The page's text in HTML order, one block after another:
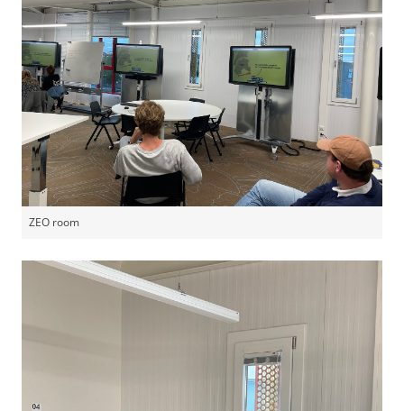
ZEO room